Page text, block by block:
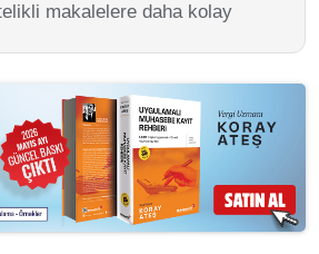
makalelere daha kolay